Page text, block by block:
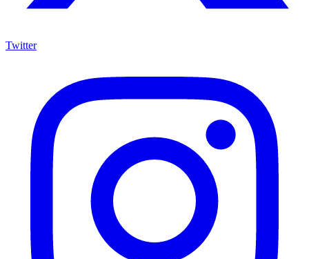
Twitter